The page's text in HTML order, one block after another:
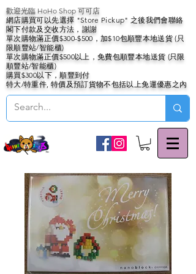
歡迎光臨 HoHo Shop 可可店
網店購買可以先選擇 "Store Pickup" 之後我們會聯絡
閣下付款及交收方法，謝謝
單次購物滿正價$300-$500，加$10包順豐本地送貨 (只
限順豐站/智能櫃)
單次購物滿正價$500以上，免費包順豐本地送貨 (只限
順豐站/智能櫃)
購買$300以下，順豐到付
特大/特重件, 特價及預訂貨物不包括以上免運優惠之內